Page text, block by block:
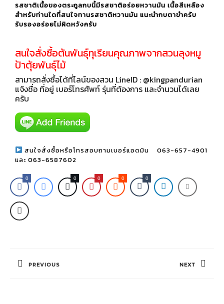
รสชาติเนื้อของตระกูลกบนี้มีรสชาติอร่อยหวานมัน เนื้อสีเหลือง
สำหรับท่านใดที่สนใจทานรสชาติหวานมัน แนะนำกบตาขำครับ
รับรองอร่อยไม่ผิดหวังครับ
สนใจสั่งซื้อต้นพันธุ์ทุเรียนคุณภาพจากสวนลุงหมู
ป้าตุ้ยพันธุ์ไม้
สามารถสั่งซื้อได้ที่ไลน์ของสวน LineID : @kingpandurian
แจ้งชื่อ ที่อยู่ เบอร์โทรศัพท์ รุ่นที่ต้องการ และจำนวนได้เลย
ครับ
สนใจสั่งซื้อหรือโทรสอบถามเบอร์แอดมิน 063-657-4901
และ 063-6587602
0 0 0 0 0
PREVIOUS NEXT